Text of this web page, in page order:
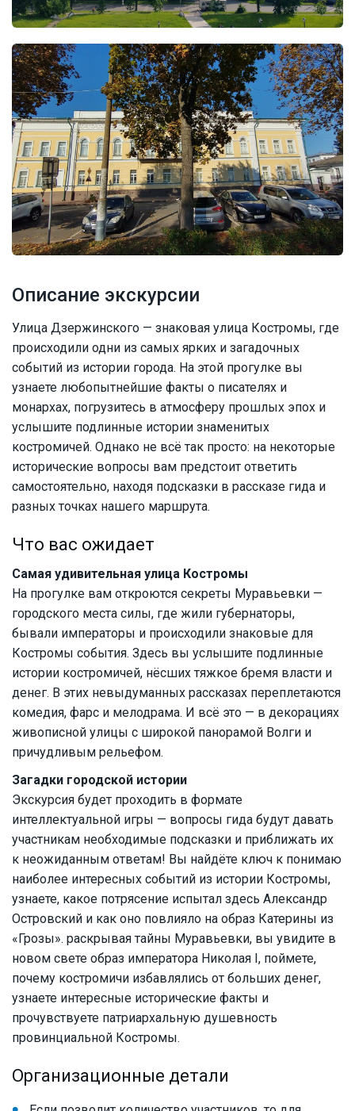
Описание экскурсии
Улица Дзержинского — знаковая улица Костромы, где
происходили одни из самых ярких и загадочных
событий из истории города. На этой прогулке вы
узнаете любопытнейшие факты о писателях и
монархах, погрузитесь в атмосферу прошлых эпох и
услышите подлинные истории знаменитых
костромичей. Однако не всё так просто: на некоторые
исторические вопросы вам предстоит ответить
самостоятельно, находя подсказки в рассказе гида и
разных точках нашего маршрута.
Что вас ожидает
Самая удивительная улица Костромы
На прогулке вам откроются секреты Муравьевки —
городского места силы, где жили губернаторы,
бывали императоры и происходили знаковые для
Костромы события. Здесь вы услышите подлинные
истории костромичей, нёсших тяжкое бремя власти и
денег. В этих невыдуманных рассказах переплетаются
комедия, фарс и мелодрама. И всё это — в декорациях
живописной улицы с широкой панорамой Волги и
причудливым рельефом.
Загадки городской истории
Экскурсия будет проходить в формате
интеллектуальной игры — вопросы гида будут давать
участникам необходимые подсказки и приближать их
к неожиданным ответам! Вы найдёте ключ к понимаю
наиболее интересных событий из истории Костромы,
узнаете, какое потрясение испытал здесь Александр
Островский и как оно повлияло на образ Катерины из
«Грозы». раскрывая тайны Муравьевки, вы увидите в
новом свете образ императора Николая I, поймете,
почему костромичи избавлялись от больших денег,
узнаете интересные исторические факты и
прочувствуете патриархальную душевность
провинциальной Костромы.
Организационные детали